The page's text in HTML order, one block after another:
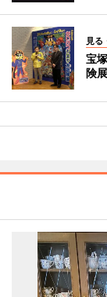
見る
宝
険展